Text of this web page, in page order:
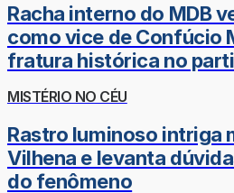
Racha interno do MDB
como vice de Confúcio
fratura histórica no
MISTÉRIO NO CÉU
Rastro luminoso intriga
Vilhena e levanta
do fenômeno